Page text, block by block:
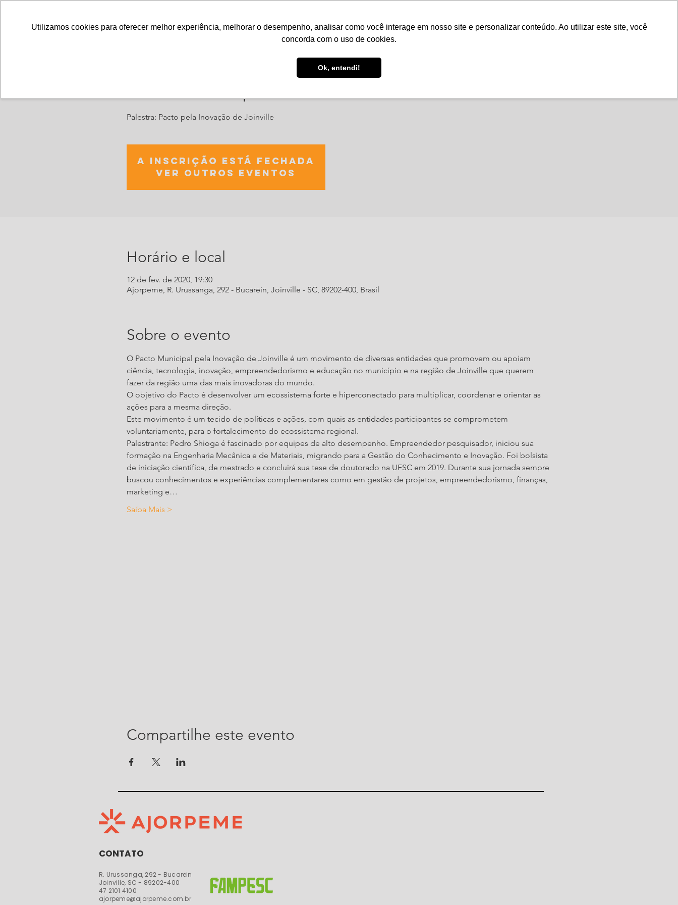
Utilizamos cookies para oferecer melhor experiência, melhorar o desempenho, analisar como você interage em nosso site e personalizar conteúdo. Ao utilizar este site, você
concorda com o uso de cookies.
Ok, entendi!
Serviços Notícias Agenda
Palestra: Pacto pela Inovação de Joinville
A inscrição está fechada
Ver outros eventos
Horário e local
12 de fev. de 2020, 19:30
Ajorpeme, R. Urussanga, 292 - Bucarein, Joinville - SC, 89202-400, Brasil
Sobre o evento
O Pacto Municipal pela Inovação de Joinville é um movimento de diversas entidades que promovem ou apoiam
ciência, tecnologia, inovação, empreendedorismo e educação no município e na região de Joinville que querem
fazer da região uma das mais inovadoras do mundo.
O objetivo do Pacto é desenvolver um ecossistema forte e hiperconectado para multiplicar, coordenar e orientar as
ações para a mesma direção.
Este movimento é um tecido de políticas e ações, com quais as entidades participantes se comprometem
voluntariamente, para o fortalecimento do ecossistema regional.
Palestrante: Pedro Shioga é fascinado por equipes de alto desempenho. Empreendedor pesquisador, iniciou sua
formação na Engenharia Mecânica e de Materiais, migrando para a Gestão do Conhecimento e Inovação. Foi bolsista
de iniciação científica, de mestrado e concluirá sua tese de doutorado na UFSC em 2019. Durante sua jornada sempre
buscou conhecimentos e experiências complementares como em gestão de projetos, empreendedorismo, finanças,
marketing e…
Saiba Mais >
Compartilhe este evento
CONTATO
R. Urussanga, 292 - Bucarein
Joinville, SC - 89202-400​​
47 2101 4100
ajorpeme@ajorpeme.com.br